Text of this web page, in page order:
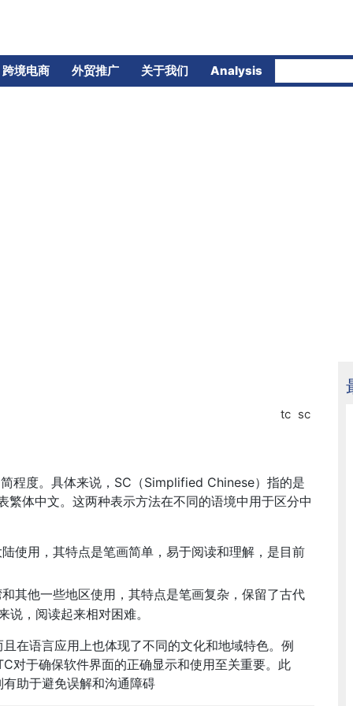
跨境电商 外贸推广 关于我们 Analysis
tc sc
程度。‌具体来说，‌SC（‌Simplified Chinese）‌指的是
体中文。‌这两种表示方法在不同的语境中用于区分中
使用，‌其特点是笔画简单，‌易于阅读和理解，‌是目前
其他一些地区使用，‌其特点是笔画复杂，‌保留了古代
，‌阅读起来相对困难。‌
在语言应用上也体现了不同的文化和地域特色。‌例
对于确保软件界面的正确显示和使用至关重要。‌此
助于避免误解和沟通障碍